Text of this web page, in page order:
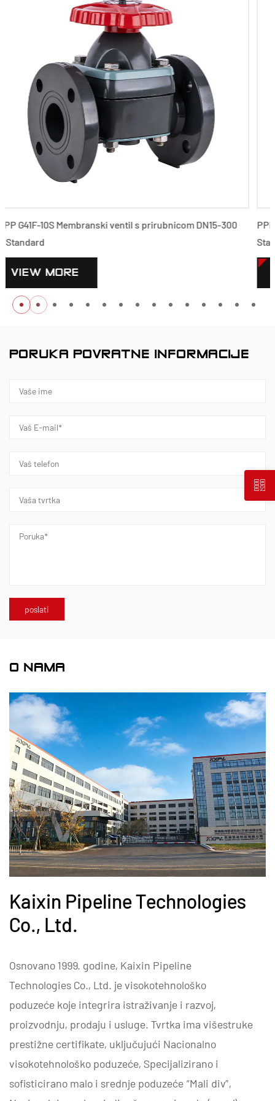
PPH G41F-10S Membranski ventil s prirubnicom DN15-300
Standard
VIEW MORE
PORUKA POVRATNE INFORMACIJE
O NAMA
Kaixin Pipeline Technologies
Co., Ltd.
Osnovano 1999. godine, Kaixin Pipeline
Technologies Co., Ltd. je visokotehnološko
poduzeće koje integrira istraživanje i razvoj,
proizvodnju, prodaju i usluge. Tvrtka ima višestruke
prestižne certifikate, uključujući Nacionalno
visokotehnološko poduzeće, Specijalizirano i
sofisticirano malo i srednje poduzeće “Mali div”,